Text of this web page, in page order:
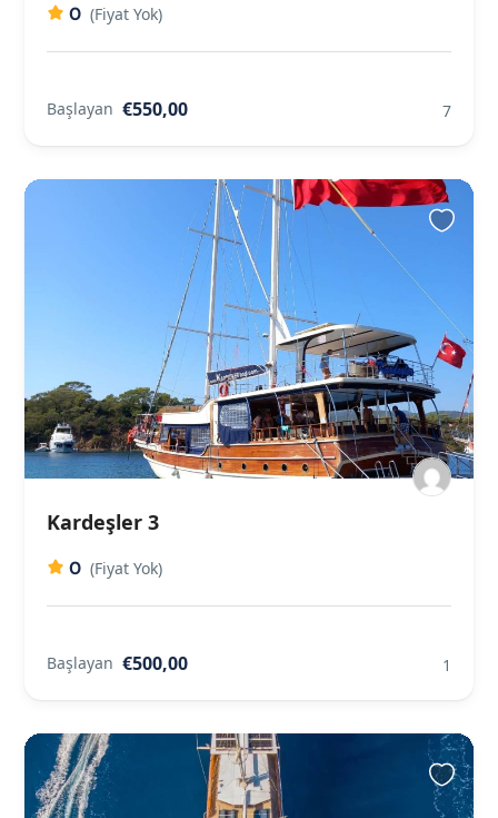
0 (Fiyat Yok)
Başlayan €550,00 7
Kardeşler 3
0 (Fiyat Yok)
Başlayan €500,00 1